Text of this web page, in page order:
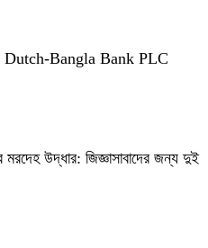
Bangla Bank PLC
মরদেহ উদ্ধার: জিজ্ঞাসাবাদের জন্য দুই